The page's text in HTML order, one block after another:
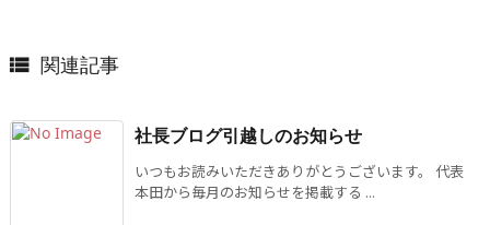
 関連記事
社長ブログ引越しのお知らせ
いつもお読みいただきありがとうございます。 代表
本田から毎月のお知らせを掲載する ...